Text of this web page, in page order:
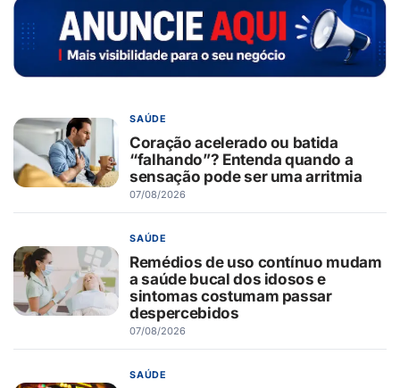
SAÚDE
Coração acelerado ou batida
“falhando”? Entenda quando a
sensação pode ser uma arritmia
07/08/2026
SAÚDE
Remédios de uso contínuo mudam
a saúde bucal dos idosos e
sintomas costumam passar
despercebidos
07/08/2026
SAÚDE